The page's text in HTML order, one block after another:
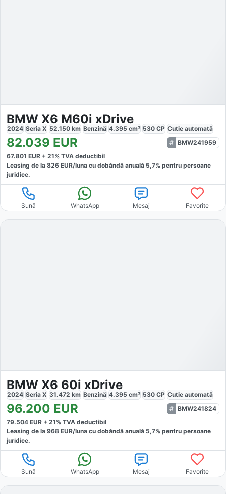
BMW X6 M60i xDrive
2024 Seria X 52.150 km Benzină 4.395 cm³ 530 CP Cutie automată
82.039 EUR
BMW241959
67.801 EUR + 21% TVA deductibil
Leasing de la 826 EUR/luna cu dobăndă anuală 5,7% pentru persoane
juridice.
Sună WhatsApp Mesaj Favorite
BMW X6 60i xDrive
2024 Seria X 31.472 km Benzină 4.395 cm³ 530 CP Cutie automată
96.200 EUR
BMW241824
79.504 EUR + 21% TVA deductibil
Leasing de la 968 EUR/luna cu dobăndă anuală 5,7% pentru persoane
juridice.
Sună WhatsApp Mesaj Favorite